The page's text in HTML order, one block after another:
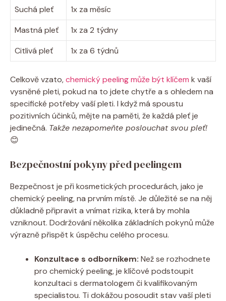
Suchá pleť
1x za měsíc
Mastná ⁢pleť
1x za 2 týdny
Citlivá pleť
1x za 6 týdnů
Celkově vzato,chemický peeling může být klíčem k vaší
vysněné ‌pleti, pokud na to jdete chytře a s ohledem na
specifické potřeby vaší pleti. I ⁢když má spoustu
pozitivních účinků, mějte na paměti, ‍že každá pleť je
jedinečná.⁤ Takže ​nezapomeňte poslouchat svou pleť!
😊
Bezpečnostní pokyny před peelingem
Bezpečnost je při kosmetických procedurách, jako je
chemický peeling, na prvním místě. Je ⁢důležité se na něj
důkladně připravit a vnímat rizika, ‍která by mohla
vzniknout. Dodržování několika základních pokynů může
výrazně přispět k úspěchu celého procesu.
Konzultace s odborníkem: Než ​se rozhodnete
⁤pro chemický peeling, je klíčové podstoupit
konzultaci s dermatologem či kvalifikovaným
specialistou. Ti dokážou posoudit‍ stav vaší pleti